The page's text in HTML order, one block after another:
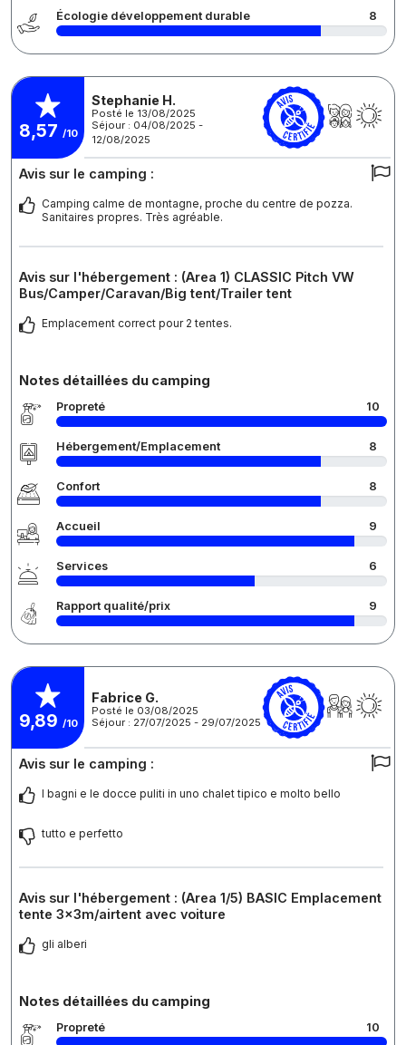
Écologie développement durable 8
8,57 /10
Stephanie H.
Posté le 13/08/2025
Séjour : 04/08/2025 -
12/08/2025
Avis sur le camping :
Camping calme de montagne, proche du centre de pozza.
Sanitaires propres. Très agréable.
Avis sur l'hébergement : (Area 1) CLASSIC Pitch VW
Bus/Camper/Caravan/Big tent/Trailer tent
Emplacement correct pour 2 tentes.
Notes détaillées du camping
Propreté 10
Hébergement/Emplacement 8
Confort 8
Accueil 9
Services 6
Rapport qualité/prix 9
9,89 /10
Fabrice G.
Posté le 03/08/2025
Séjour : 27/07/2025 - 29/07/2025
Avis sur le camping :
I bagni e le docce puliti in uno chalet tipico e molto bello
tutto e perfetto
Avis sur l'hébergement : (Area 1/5) BASIC Emplacement
tente 3x3m/airtent avec voiture
gli alberi
Notes détaillées du camping
Propreté 10